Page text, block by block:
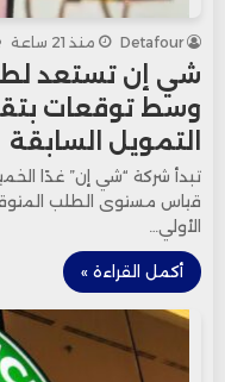
Detafour منذ 21 ساعة
شي إن تستعد
وسط توقعات
التمويل السابقة
تبدأ شركة “شي إن” غدًا
قياس مستوى الطلب
الأولي…
أكمل القراءة »